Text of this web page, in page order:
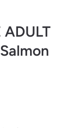
ADULT